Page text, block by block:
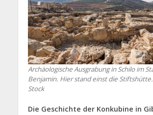
Archäologische Ausgrabung in Schilo im
Benjamin. Hier stand einst die
Stock
Die Geschichte der Konkubine in